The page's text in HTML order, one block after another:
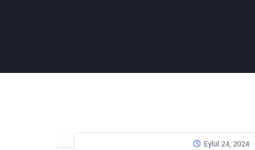
Eylül 24, 2024